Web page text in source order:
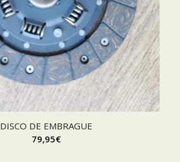
DISCO DE EMBRAGUE
79,95€